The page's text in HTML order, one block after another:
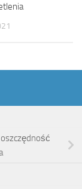
oszczędność